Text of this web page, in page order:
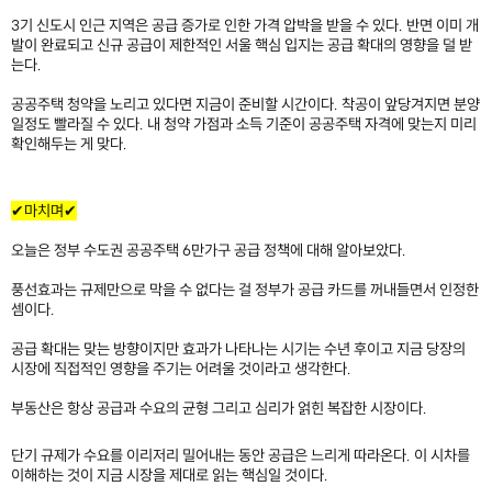
3기 신도시 인근 지역은 공급 증가로 인한 가격 압박을 받을 수 있다. 반면 이미 개
발이 완료되고 신규 공급이 제한적인 서울 핵심 입지는 공급 확대의 영향을 덜 받
는다.
공공주택 청약을 노리고 있다면 지금이 준비할 시간이다. 착공이 앞당겨지면 분양
일정도 빨라질 수 있다. 내 청약 가점과 소득 기준이 공공주택 자격에 맞는지 미리
확인해두는 게 맞다.
✔마치며✔
오늘은 정부 수도권 공공주택 6만가구 공급 정책에 대해 알아보았다.
풍선효과는 규제만으로 막을 수 없다는 걸 정부가 공급 카드를 꺼내들면서 인정한
셈이다.
공급 확대는 맞는 방향이지만 효과가 나타나는 시기는 수년 후이고 지금 당장의
시장에 직접적인 영향을 주기는 어려울 것이라고 생각한다.
부동산은 항상 공급과 수요의 균형 그리고 심리가 얽힌 복잡한 시장이다.
단기 규제가 수요를 이리저리 밀어내는 동안 공급은 느리게 따라온다. 이 시차를
이해하는 것이 지금 시장을 제대로 읽는 핵심일 것이다.